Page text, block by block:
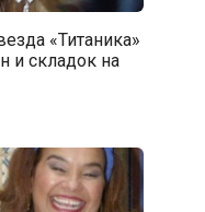
«Титаника»
и складок на